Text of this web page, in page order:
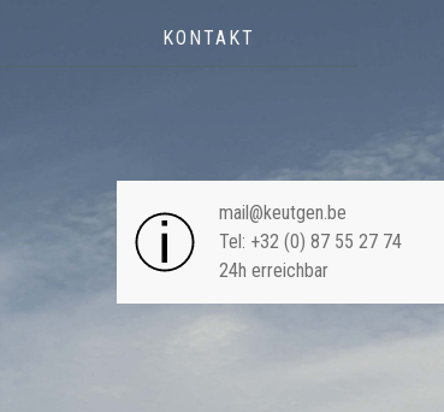
mail@keutgen.be
Tel: +32 (0) 87 55 27 74
24h erreichbar
KONTAKT